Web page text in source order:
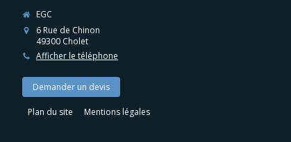
EGC
6 Rue de Chinon
49300 Cholet
Afficher le téléphone
Demander un devis
Plan du site Mentions légales